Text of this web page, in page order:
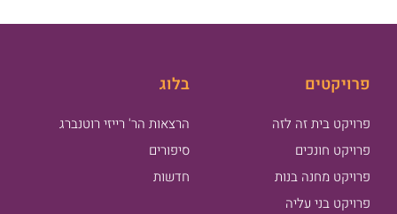
פרויקטים
פרויקט בית זה לזה
פרויקט חונכים
פרויקט מחנה בנות
פרויקט בני עליה
בלוג
הרצאות הר' רייזי רוטנברג
סיפורים
חדשות